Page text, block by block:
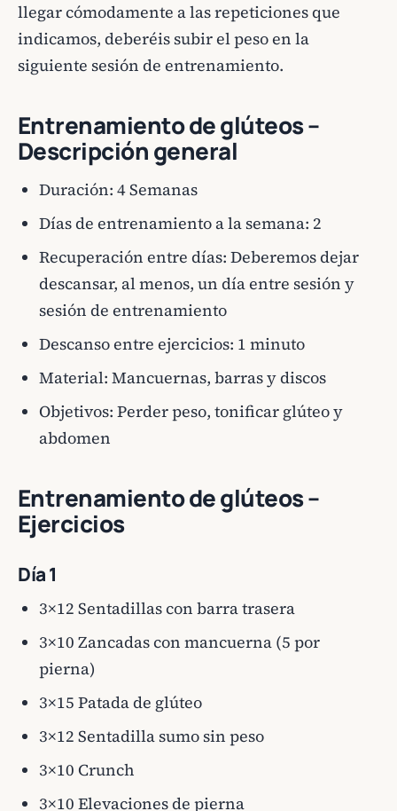
llegar cómodamente a las repeticiones que
indicamos, deberéis subir el peso en la
siguiente sesión de entrenamiento.
Entrenamiento de glúteos –
Descripción general
Duración: 4 Semanas
Días de entrenamiento a la semana: 2
Recuperación entre días: Deberemos dejar
descansar, al menos, un día entre sesión y
sesión de entrenamiento
Descanso entre ejercicios: 1 minuto
Material: Mancuernas, barras y discos
Objetivos: Perder peso, tonificar glúteo y
abdomen
Entrenamiento de glúteos –
Ejercicios
Día 1
3×12 Sentadillas con barra trasera
3×10 Zancadas con mancuerna (5 por
pierna)
3×15 Patada de glúteo
3×12 Sentadilla sumo sin peso
3×10 Crunch
3×10 Elevaciones de pierna